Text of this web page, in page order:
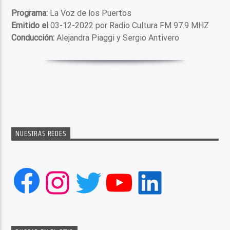
Programa: La Voz de los Puertos
Emitido el 03-12-2022 por Radio Cultura FM 97.9 MHZ
Conducción: Alejandra Piaggi y Sergio Antivero
NUESTRAS REDES
Facebook
Instagram
Twitter
YouTube
LinkedIn